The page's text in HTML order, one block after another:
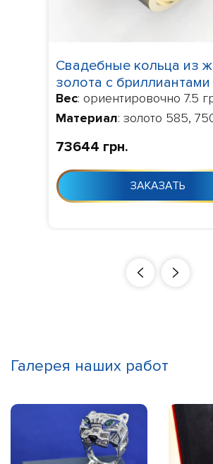
Свадебные кольца из
золота с
Вес: ориентировочно 7.5
Материал: золото 585,
VVS1/VVS2,
Изготовление 10-24 дня с
заказа
73644 грн.
ЗАКАЗАТЬ
Галерея наших работ